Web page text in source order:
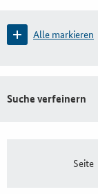
Alle markieren
Suche verfeinern
Seite